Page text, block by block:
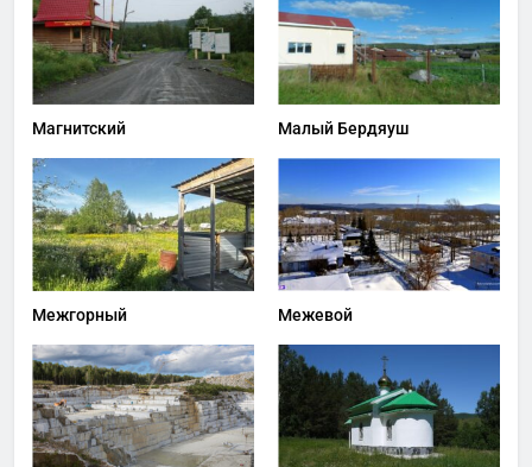
Магнитский Малый Бердяуш
Межгорный Межевой